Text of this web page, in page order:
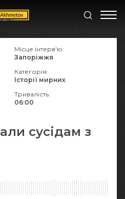
сусідам з
Місце інтерв'ю:
Запоріжжя
Категорія:
Історії мирних
Тривалість:
06:00